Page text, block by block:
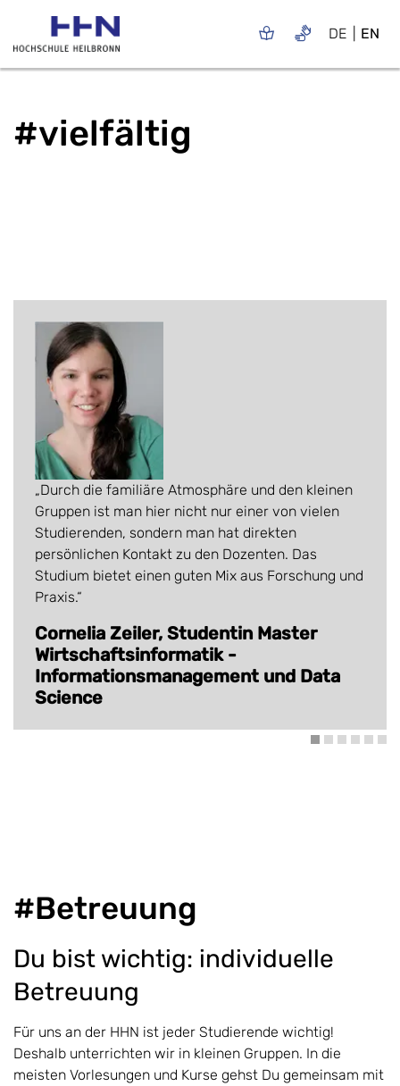
DE EN
#vielfältig
Durch die familiäre Atmosphäre und den kleinen
Gruppen ist man hier nicht nur einer von vielen
Studierenden, sondern man hat direkten
persönlichen Kontakt zu den Dozenten. Das
Studium bietet einen guten Mix aus Forschung und
Praxis.
Cornelia Zeiler, Studentin Master
Wirtschaftsinformatik -
Informationsmanagement und Data
Science
#Betreuung
Du bist wichtig: individuelle
Betreuung
Für uns an der HHN ist jeder Studierende wichtig!
Deshalb unterrichten wir in kleinen Gruppen. In die
meisten Vorlesungen und Kurse gehst Du gemeinsam mit